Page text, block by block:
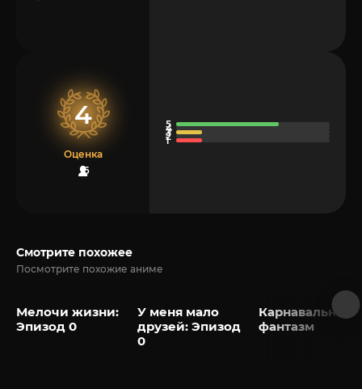
4
Оценка
6
Смотрите похожее
Посмотрите похожие аниме
Мелочи жизни:
Эпизод 0
У меня мало
друзей: Эпизод
0
Карнавальный
фантазм